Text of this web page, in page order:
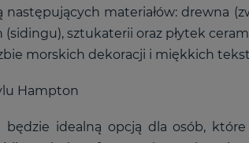
materiałów: drewna
(sidingu), sztukaterii oraz płytek
morskich dekoracji i miękkich
Hampton
idealną opcją dla osób,